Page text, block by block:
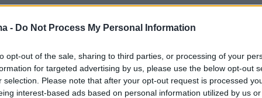
- Do Not Process My Personal Information
opt-out of the sale, sharing to third parties, or processing of your
for targeted advertising by us, please use the below opt-out
selection. Please note that after your opt-out request is processed
interest-based ads based on personal information utilized by us
της ΔΥΠΑ - Τα οριστικά
στους βρεφονηπιακούς σταθμούς της
σχολικό έτος 2023 - 2024